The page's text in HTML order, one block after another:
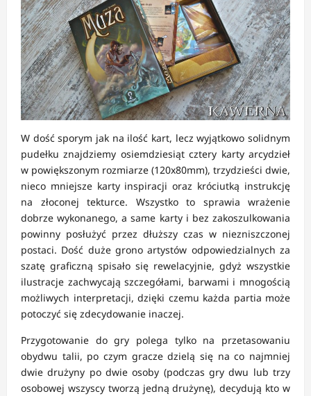
W dość sporym jak na ilość kart, lecz wyjątkowo solidnym
pudełku znajdziemy osiemdziesiąt cztery karty arcydzieł
w powiększonym rozmiarze (120x80mm), trzydzieści dwie,
nieco mniejsze karty inspiracji oraz króciutką instrukcję
na złoconej tekturce. Wszystko to sprawia wrażenie
dobrze wykonanego, a same karty i bez zakoszulkowania
powinny posłużyć przez dłuższy czas w niezniszczonej
postaci. Dość duże grono artystów odpowiedzialnych za
szatę graficzną spisało się rewelacyjnie, gdyż wszystkie
ilustracje zachwycają szczegółami, barwami i mnogością
możliwych interpretacji, dzięki czemu każda partia może
potoczyć się zdecydowanie inaczej.
Przygotowanie do gry polega tylko na przetasowaniu
obydwu talii, po czym gracze dzielą się na co najmniej
dwie drużyny po dwie osoby (podczas gry dwu lub trzy
osobowej wszyscy tworzą jedną drużynę), decydują kto w